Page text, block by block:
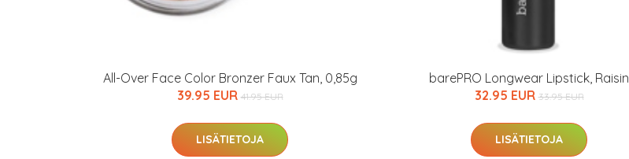
All-Over Face Color Bronzer Faux Tan, 0,85g
39.95 EUR 41.95 EUR
LISÄTIETOJA
barePRO Longwear Lipstick, Raisin
32.95 EUR 33.95 EUR
LISÄTIETOJA